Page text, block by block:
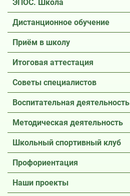
ЭПОС. Школа
Дистанционное обучение
Приём в школу
Итоговая аттестация
Советы специалистов
Воспитательная деятельность
Методическая деятельность
Школьный спортивный клуб
Профориентация
Наши проекты